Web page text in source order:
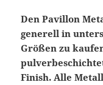
Den Pavillon
generell in
Größen zu
Finish. Alle